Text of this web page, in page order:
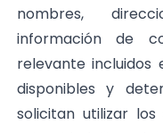
nombres,
información de
relevante incluidos
disponibles y
solicitan utilizar